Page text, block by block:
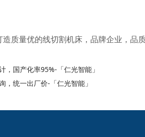
造质量优的线切割机床，品牌企业，品
，国产化率95%-「仁光智能」
，统一出厂价-「仁光智能」